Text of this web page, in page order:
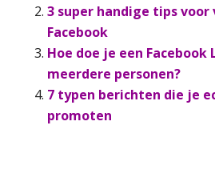
3 super handige tips voor
Facebook
Hoe doe je een Facebook
meerdere personen?
7 typen berichten die je
promoten